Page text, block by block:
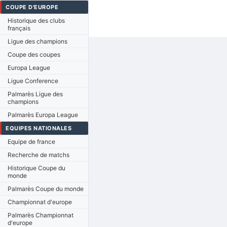
COUPE D'EUROPE
Historique des clubs
français
Ligue des champions
Coupe des coupes
Europa League
Ligue Conference
Palmarès Ligue des
champions
Palmarès Europa League
EQUIPES NATIONALES
Equipe de france
Recherche de matchs
Historique Coupe du
monde
Palmarès Coupe du monde
Championnat d'europe
Palmarès Championnat
d'europe